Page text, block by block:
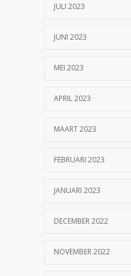
JULI 2023
JUNI 2023
MEI 2023
APRIL 2023
MAART 2023
FEBRUARI 2023
JANUARI 2023
DECEMBER 2022
NOVEMBER 2022